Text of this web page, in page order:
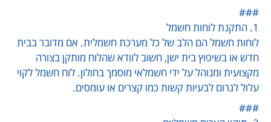
###
1. התקנת לוחות חשמל
לוחות חשמל הם הלב של כל מערכת חשמלית. אם מדובר בבית
חדש או בשיפוץ בית ישן, חשוב לוודא שהלוח מותקן בצורה
מקצועית ומנוהל על ידי חשמלאי מוסמך בחולון. לוח חשמל לקוי
עלול לגרום לבעיות קשות כמו קצרים או עומסים.
###